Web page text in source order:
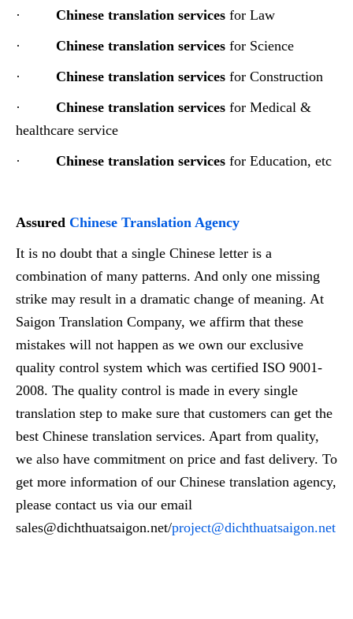
· Chinese translation services for Law
· Chinese translation services for Science
· Chinese translation services for Construction
· Chinese translation services for Medical &
healthcare service
· Chinese translation services for Education, etc
Assured Chinese Translation Agency
It is no doubt that a single Chinese letter is a
combination of many patterns. And only one missing
strike may result in a dramatic change of meaning. At
Saigon Translation Company, we affirm that these
mistakes will not happen as we own our exclusive
quality control system which was certified ISO 9001-
2008. The quality control is made in every single
translation step to make sure that customers can get the
best Chinese translation services. Apart from quality,
we also have commitment on price and fast delivery. To
get more information of our Chinese translation agency,
please contact us via our email
sales@dichthuatsaigon.net/project@dichthuatsaigon.net